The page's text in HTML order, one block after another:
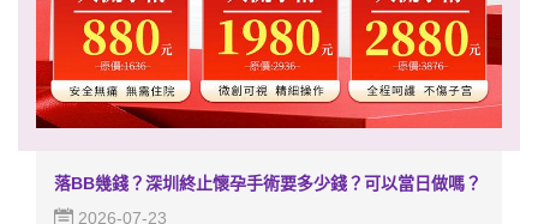
落BB幾錢？深圳終止懷孕手術要多少錢？可以當日做嗎？
2026-07-23